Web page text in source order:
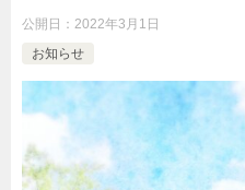
公開日： 2022年3月1日
お知らせ